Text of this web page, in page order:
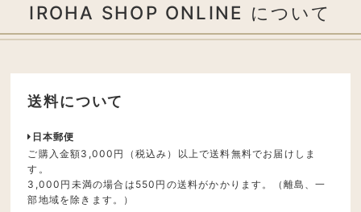
IROHA SHOP ONLINE について
送料について
日本郵便
ご購入金額3,000円（税込み）以上で送料無料でお届けしま
す。
3,000円未満の場合は550円の送料がかかります。（離島、一
部地域を除きます。）